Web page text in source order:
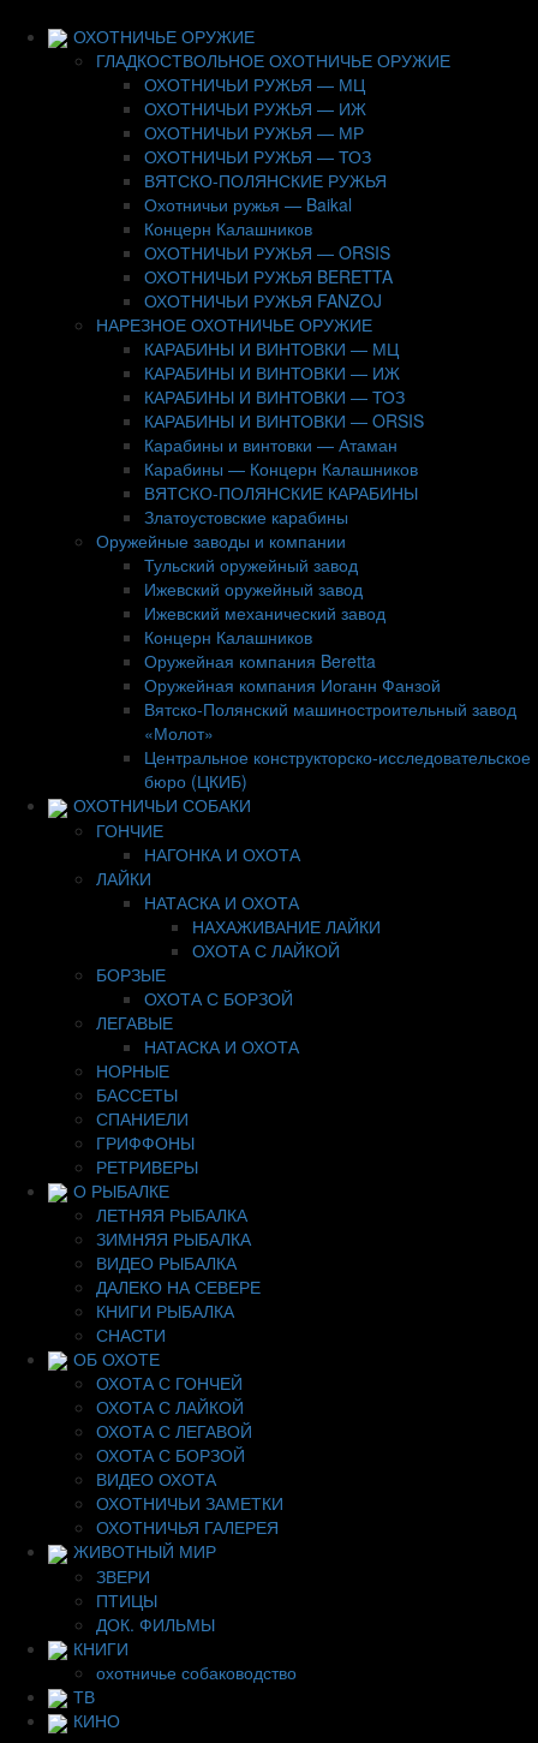
ОХОТНИЧЬЕ ОРУЖИЕ
ГЛАДКОСТВОЛЬНОЕ ОХОТНИЧЬЕ ОРУЖИЕ
ОХОТНИЧЬИ РУЖЬЯ — МЦ
ОХОТНИЧЬИ РУЖЬЯ — ИЖ
ОХОТНИЧЬИ РУЖЬЯ — МР
ОХОТНИЧЬИ РУЖЬЯ — ТОЗ
ВЯТСКО-ПОЛЯНСКИЕ РУЖЬЯ
Охотничьи ружья — Baikal
Концерн Калашников
ОХОТНИЧЬИ РУЖЬЯ — ORSIS
ОХОТНИЧЬИ РУЖЬЯ BERETTA
ОХОТНИЧЬИ РУЖЬЯ FANZOJ
НАРЕЗНОЕ ОХОТНИЧЬЕ ОРУЖИЕ
КАРАБИНЫ И ВИНТОВКИ — МЦ
КАРАБИНЫ И ВИНТОВКИ — ИЖ
КАРАБИНЫ И ВИНТОВКИ — ТОЗ
КАРАБИНЫ И ВИНТОВКИ — ORSIS
Карабины и винтовки — Атаман
Карабины — Концерн Калашников
ВЯТСКО-ПОЛЯНСКИЕ КАРАБИНЫ
Златоустовские карабины
Оружейные заводы и компании
Тульский оружейный завод
Ижевский оружейный завод
Ижевский механический завод
Концерн Калашников
Оружейная компания Beretta
Оружейная компания Иоганн Фанзой
Вятско-Полянский машиностроительный завод
«Молот»
Центральное конструкторско-исследовательское
бюро (ЦКИБ)
ОХОТНИЧЬИ СОБАКИ
ГОНЧИЕ
НАГОНКА И ОХОТА
ЛАЙКИ
НАТАСКА И ОХОТА
НАХАЖИВАНИЕ ЛАЙКИ
ОХОТА С ЛАЙКОЙ
БОРЗЫЕ
ОХОТА С БОРЗОЙ
ЛЕГАВЫЕ
НАТАСКА И ОХОТА
НОРНЫЕ
БАССЕТЫ
СПАНИЕЛИ
ГРИФФОНЫ
РЕТРИВЕРЫ
О РЫБАЛКЕ
ЛЕТНЯЯ РЫБАЛКА
ЗИМНЯЯ РЫБАЛКА
ВИДЕО РЫБАЛКА
ДАЛЕКО НА СЕВЕРЕ
КНИГИ РЫБАЛКА
СНАСТИ
ОБ ОХОТЕ
ОХОТА С ГОНЧЕЙ
ОХОТА С ЛАЙКОЙ
ОХОТА С ЛЕГАВОЙ
ОХОТА С БОРЗОЙ
ВИДЕО ОХОТА
ОХОТНИЧЬИ ЗАМЕТКИ
ОХОТНИЧЬЯ ГАЛЕРЕЯ
ЖИВОТНЫЙ МИР
ЗВЕРИ
ПТИЦЫ
ДОК. ФИЛЬМЫ
КНИГИ
охотничье собаководство
ТВ
КИНО